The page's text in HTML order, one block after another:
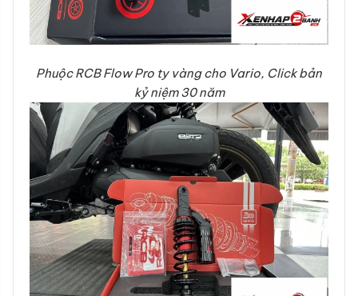
Phuộc RCB Flow Pro ty vàng cho Vario, Click bản
kỷ niệm 30 năm